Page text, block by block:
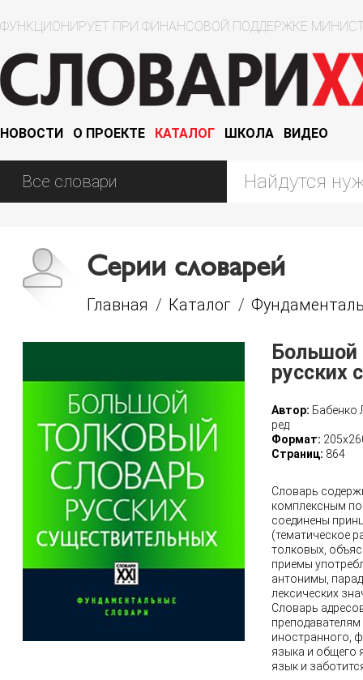
ФУНКЦИОНИРУЕТ ПРИ ФИНАНСОВОЙ ПОДДЕРЖКЕ
НОВОСТИ О ПРОЕКТЕ КАТАЛОГ ШКОЛА ВИДЕО
Серии словарей
Главная / Каталог /
Большой
русских
Автор: Бабенко
ред
Формат:
Страниц: 864
Словарь
комплексным
соединены
(тематическое
толковых,
приемы
антонимы,
лексических
Словарь
иностранного,
языка и общего
язык и